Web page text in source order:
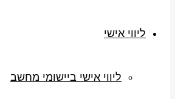
ליווי אישי
ליווי אישי ביישומי מחשב